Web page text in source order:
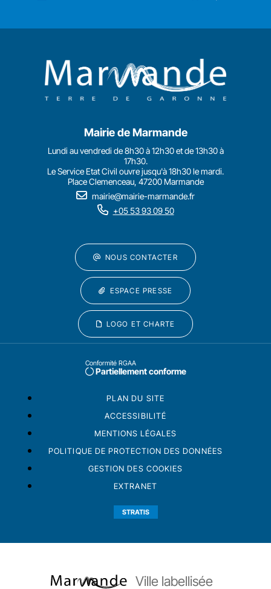
Mairie de Marmande
Lundi au vendredi de 8h30 à 12h30 et de 13h30 à
17h30.
Le Service Etat Civil ouvre jusqu'à 18h30 le mardi.
Place Clemenceau, 47200 Marmande
mairie@mairie-marmande.fr
+05 53 93 09 50
NOUS CONTACTER
ESPACE PRESSE
LOGO ET CHARTE
Conformité RGAA
Partiellement conforme
PLAN DU SITE
ACCESSIBILITÉ
MENTIONS LÉGALES
POLITIQUE DE PROTECTION DES DONNÉES
GESTION DES COOKIES
EXTRANET
STRATIS
Ville labellisée